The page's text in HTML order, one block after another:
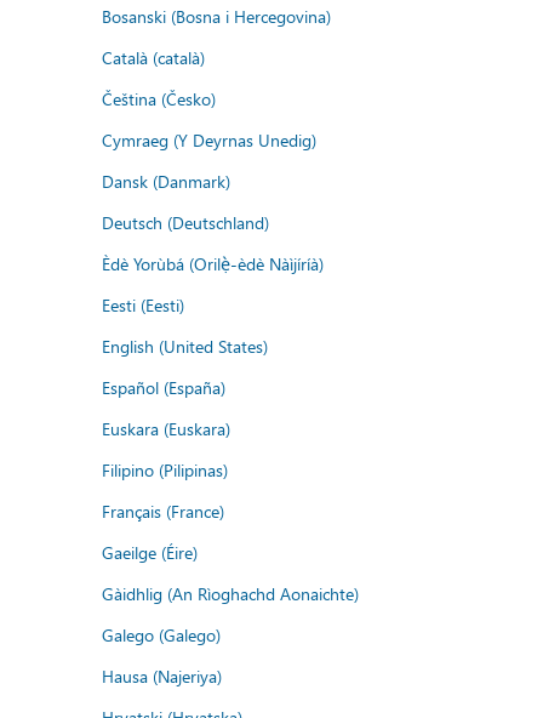
Bosanski (Bosna i Hercegovina)
Català (català)
Čeština (Česko)
Cymraeg (Y Deyrnas Unedig)
Dansk (Danmark)
Deutsch (Deutschland)
Èdè Yorùbá (Orilẹ̀-èdè Nàìjíríà)
Eesti (Eesti)
English (United States)
Español (España)
Euskara (Euskara)
Filipino (Pilipinas)
Français (France)
Gaeilge (Éire)
Gàidhlig (An Rìoghachd Aonaichte)
Galego (Galego)
Hausa (Najeriya)